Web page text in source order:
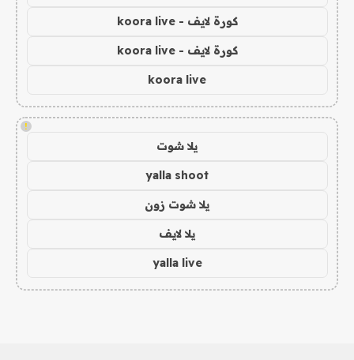
كورة لايف - koora live
كورة لايف - koora live
koora live
!
يلا شوت
yalla shoot
يلا شوت زون
يلا لايف
yalla live